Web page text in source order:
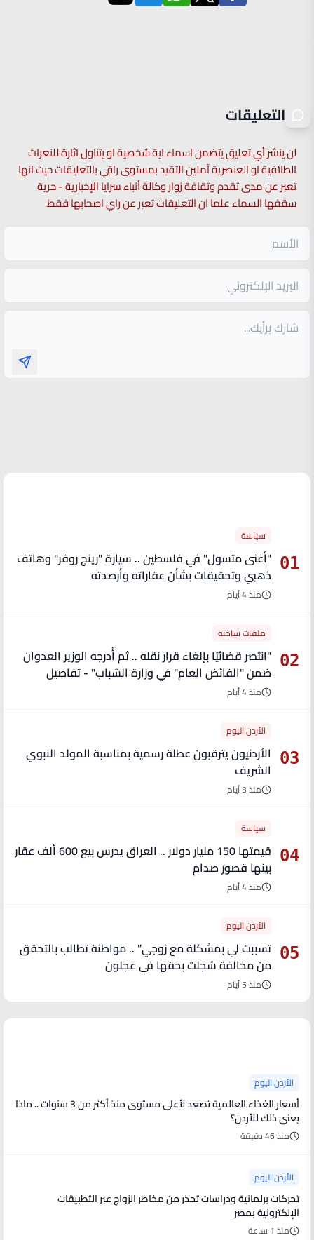
التعليقات
لن ينشر أي تعليق يتضمن اسماء اية شخصية او يتناول اثارة للنعرات
الطائفية او العنصرية آملين التقيد بمستوى راقي بالتعليقات حيث انها
تعبر عن مدى تقدم وثقافة زوار وكالة أنباء سرايا الإخبارية - حرية
سقفها السماء علما ان التعليقات تعبر عن راي اصحابها فقط.
01
سياسة
"أغنى متسول" في فلسطين .. سيارة "رينج روفر" وهاتف
ذهبي وتحقيقات بشأن عقاراته وأرصدته
منذ 4 أيام
02
ملفات ساخنة
"انتصر قضائيًا بإلغاء قرار نقله .. ثم أُدرجه الوزير العدوان
ضمن "الفائض العام" في وزارة الشباب" - تفاصيل
منذ 4 أيام
03
الأردن اليوم
الأردنيون يترقبون عطلة رسمية بمناسبة المولد النبوي
الشريف
منذ 3 أيام
04
سياسة
قيمتها 150 مليار دولار .. العراق يدرس بيع 600 ألف عقار
بينها قصور صدام
منذ 4 أيام
05
الأردن اليوم
تسببت لي بمشكلة مع زوجي” .. مواطنة تطالب بالتحقق
من مخالفة سُجلت بحقها في عجلون
منذ 5 أيام
الأردن اليوم
أسعار الغذاء العالمية تصعد لأعلى مستوى منذ أكثر من 3 سنوات .. ماذا
يعني ذلك للأردن؟
منذ 46 دقيقة
الأردن اليوم
تحركات برلمانية ودراسات تحذر من مخاطر الزواج عبر التطبيقات
الإلكترونية بمصر
منذ 1 ساعة